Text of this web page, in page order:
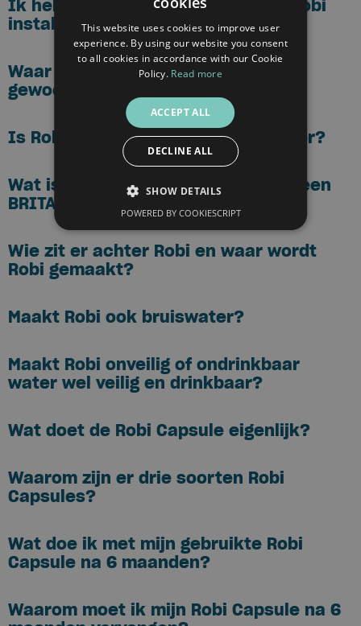
Ik heb een boiler. Kan ik dan een Robi
installeren?
Waar dient Robi voor? Je kan toch
gewoon kraanwater drinken?
Is Robi duurzamer dan flessenwater?
Wat is het verschil tussen Robi en een
BRITA kan?
Wie zit er achter Robi en waar wordt
Robi gemaakt?
Maakt Robi ook bruiswater?
Maakt Robi onveilig of ondrinkbaar
water wel veilig en drinkbaar?
Wat doet de Robi Capsule eigenlijk?
Waarom zijn er drie soorten Robi
Capsules?
Wat doe ik met mijn gebruikte Robi
Capsule na 6 maanden?
Waarom moet ik mijn Robi Capsule na 6
ENGLISH
This website uses cookies to improve user
experience. By using our website you consent
to all cookies in accordance with our Cookie
Policy. Read more
ACCEPT ALL
DECLINE ALL
SHOW DETAILS
POWERED BY COOKIESCRIPT